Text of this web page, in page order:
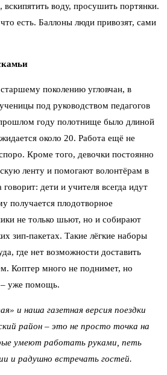
вскипятить воду, просушить портянки.
есть. Баллоны люди привозят, сами
поколению угловчан, в
под руководством педагогов
году полотнище было длиной
около 20. Работа ещё не
Кроме того, девочки постоянно
ленту и помогают волонтёрам в
дети и учителя всегда идут
получается плодотворное
не только шьют, но и собирают
зип-пакетах. Такие лёгкие наборы
где нет возможности доставить
Коптер много не поднимет, но
– уже помощь.
и наша газетная версия поездки
район – это не просто точка на
умеют работать руками, петь
и радушно встречать гостей.